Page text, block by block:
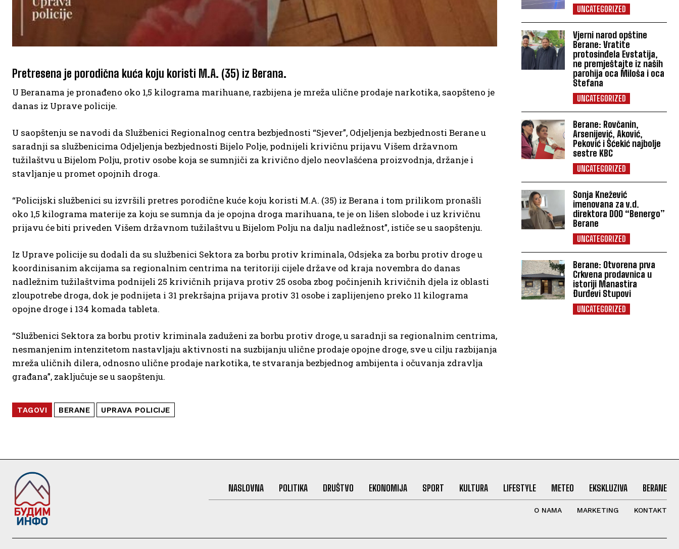
UNCATEGORIZED
Vjerni narod opštine
Berane: Vratite
protosinđela Evstatija,
ne premještajte iz naših
parohija oca Miloša i oca
Stefana
UNCATEGORIZED
Berane: Rovčanin,
Arsenijević, Aković,
Peković i Šćekić najbolje
sestre KBC
UNCATEGORIZED
Sonja Knežević
imenovana za v.d.
direktora DOO “Benergo”
Berane
UNCATEGORIZED
Berane: Otvorena prva
Crkvena prodavnica u
istoriji Manastira
Đurđevi Stupovi
UNCATEGORIZED
Pretresena je porodična kuća koju koristi M.A. (35) iz Berana.
U Beranama je pronađeno oko 1,5 kilograma marihuane, razbijena je mreža ulične prodaje narkotika, saopšteno je
danas iz Uprave policije.
U saopštenju se navodi da Službenici Regionalnog centra bezbjednosti “Sjever”, Odjeljenja bezbjednosti Berane u
saradnji sa službenicima Odjeljenja bezbjednosti Bijelo Polje, podnijeli krivičnu prijavu Višem državnom
tužilaštvu u Bijelom Polju, protiv osobe koja se sumnjiči za krivično djelo neovlašćena proizvodnja, držanje i
stavljanje u promet opojnih droga.
“Policijski službenici su izvršili pretres porodične kuće koju koristi M.A. (35) iz Berana i tom prilikom pronašli
oko 1,5 kilograma materije za koju se sumnja da je opojna droga marihuana, te je on lišen slobode i uz krivičnu
prijavu će biti priveden Višem državnom tužilaštvu u Bijelom Polju na dalju nadležnost”, ističe se u saopštenju.
Iz Uprave policije su dodali da su službenici Sektora za borbu protiv kriminala, Odsjeka za borbu protiv droge u
koordinisanim akcijama sa regionalnim centrima na teritoriji cijele države od kraja novembra do danas
nadležnim tužilaštvima podnijeli 25 krivičnih prijava protiv 25 osoba zbog počinjenih krivičnih djela iz oblasti
zloupotrebe droga, dok je podnijeta i 31 prekršajna prijava protiv 31 osobe i zaplijenjeno preko 11 kilograma
opojne droge i 134 komada tableta.
“Službenici Sektora za borbu protiv kriminala zaduženi za borbu protiv droge, u saradnji sa regionalnim centrima,
nesmanjenim intenzitetom nastavljaju aktivnosti na suzbijanju ulične prodaje opojne droge, sve u cilju razbijanja
mreža uličnih dilera, odnosno ulične prodaje narkotika, te stvaranja bezbjednog ambijenta i očuvanja zdravlja
građana”, zaključuje se u saopštenju.
TAGOVI BERANE UPRAVA POLICIJE
NASLOVNA POLITIKA DRUŠTVO EKONOMIJA SPORT KULTURA LIFESTYLE METEO EKSKLUZIVA BERANE
O NAMA MARKETING KONTAKT